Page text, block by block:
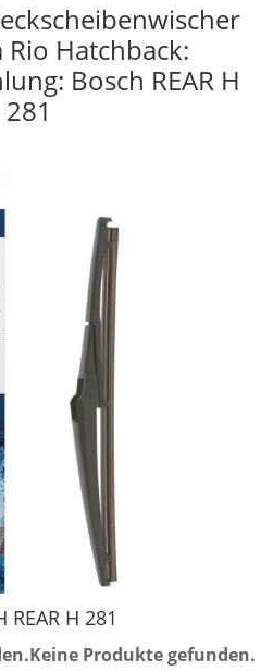
Hatchback:
Bosch REAR H
281
REAR H 281
Keine Produkte gefunden.